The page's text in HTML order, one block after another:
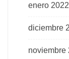
enero 2022
diciembre
noviembre